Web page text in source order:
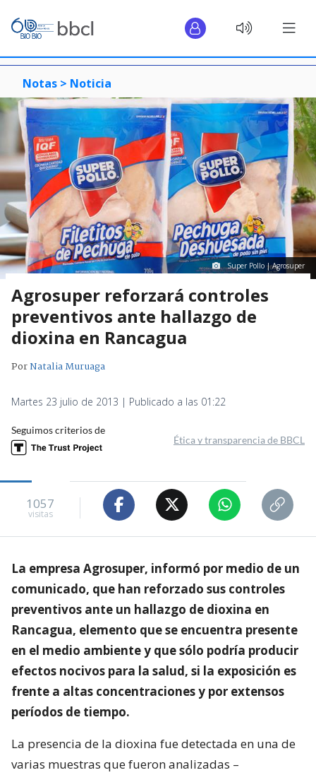
Notas > Noticia
Super Pollo | Agrosuper
Agrosuper reforzará controles
preventivos ante hallazgo de
dioxina en Rancagua
PorNatalia Muruaga
Martes 23 julio de 2013 | Publicado a las 01:22
Seguimos criterios de
Ética y transparencia de BBCL
1057
visitas
La empresa Agrosuper, informó por medio de un
comunicado, que han reforzado sus controles
preventivos ante un hallazgo de dioxina en
Rancagua, elemento que se encuentra presente
en el medio ambiente y que sólo podría producir
efectos nocivos para la salud, si la exposición es
frente a altas concentraciones y por extensos
períodos de tiempo.
La presencia de la dioxina fue detectada en una de
varias muestras que fueron analizadas –